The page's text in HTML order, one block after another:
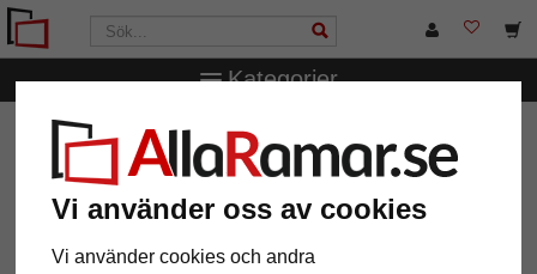
Vi använder oss av cookies
Vi använder cookies och andra
Kategorier
AllaRamar.se Märken Deknudt
Kattformad träram